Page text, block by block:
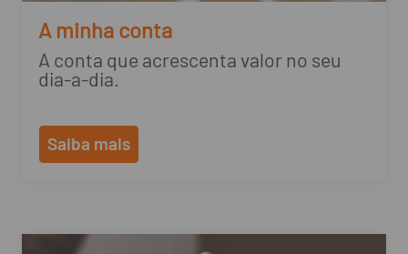
A minha conta
A conta que acrescenta valor no seu
dia-a-dia.
Saiba mais